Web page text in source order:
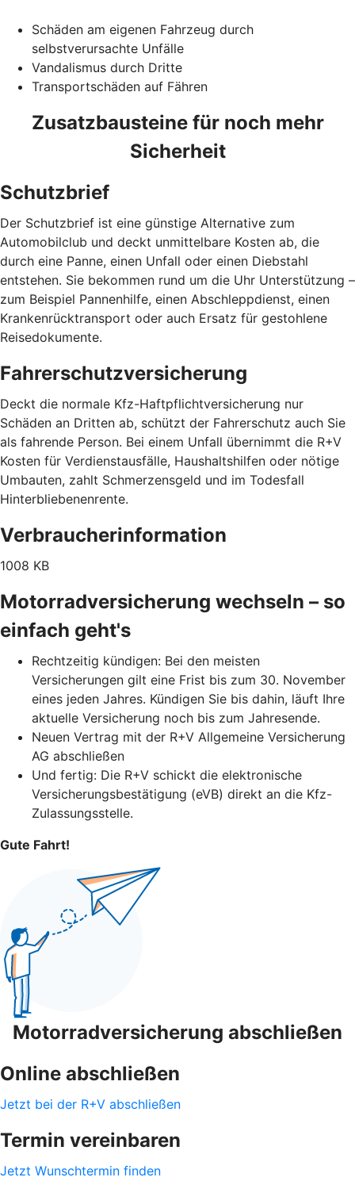
Schäden am eigenen Fahrzeug durch
selbstverursachte Unfälle
Vandalismus durch Dritte
Transportschäden auf Fähren
Zusatzbausteine für noch mehr
Sicherheit
Schutzbrief
Der Schutzbrief ist eine günstige Alternative zum
Automobilclub und deckt unmittelbare Kosten ab, die
durch eine Panne, einen Unfall oder einen Diebstahl
entstehen. Sie bekommen rund um die Uhr Unterstützung –
zum Beispiel Pannenhilfe, einen Abschleppdienst, einen
Krankenrücktransport oder auch Ersatz für gestohlene
Reisedokumente.
Fahrerschutzversicherung
Deckt die normale Kfz-Haftpflichtversicherung nur
Schäden an Dritten ab, schützt der Fahrerschutz auch Sie
als fahrende Person. Bei einem Unfall übernimmt die R+V
Kosten für Verdienstausfälle, Haushaltshilfen oder nötige
Umbauten, zahlt Schmerzensgeld und im Todesfall
Hinterbliebenenrente.
Verbraucherinformation
1008 KB
Motorradversicherung wechseln – so
einfach geht's
Rechtzeitig kündigen: Bei den meisten
Versicherungen gilt eine Frist bis zum 30. November
eines jeden Jahres. Kündigen Sie bis dahin, läuft Ihre
aktuelle Versicherung noch bis zum Jahresende.
Neuen Vertrag mit der R+V Allgemeine Versicherung
AG abschließen
Und fertig: Die R+V schickt die elektronische
Versicherungsbestätigung (eVB) direkt an die Kfz-
Zulassungsstelle.
Gute Fahrt!
Motorradversicherung abschließen
Online abschließen
Jetzt bei der R+V abschließen
Termin vereinbaren
Jetzt Wunschtermin finden